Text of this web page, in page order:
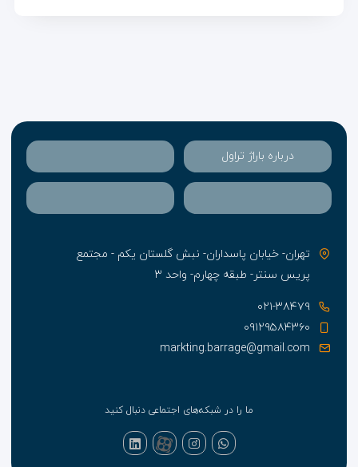
درباره باراژ تراول
تهران- خیابان پاسداران- نبش گلستان یکم - مجتمع
پریس سنتر- طبقه چهارم- واحد ۳
۰۲۱-۳۸۴۷۹
۰۹۱۲۹۵۸۴۳۶۰
markting.barrage@gmail.com
ما را در شبکه‌های اجتماعی دنبال کنید